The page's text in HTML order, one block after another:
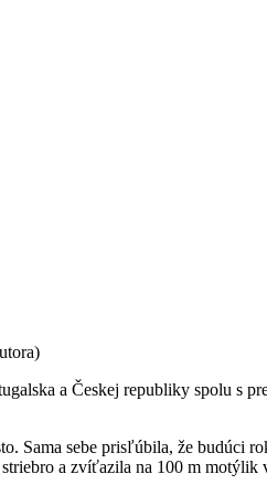
a Českej republiky spolu s
Sama sebe prisľúbila, že budúci
a zvíťazila na 100 m motýlik